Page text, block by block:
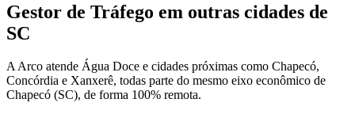
Gestor de Tráfego em outras cidades de
SC
A Arco atende Água Doce e cidades próximas como Chapecó,
Concórdia e Xanxerê, todas parte do mesmo eixo econômico de
Chapecó (SC), de forma 100% remota.